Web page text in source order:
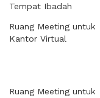
Tempat Ibadah
Ruang Meeting untuk
Kantor Virtual
Ruang Meeting untuk